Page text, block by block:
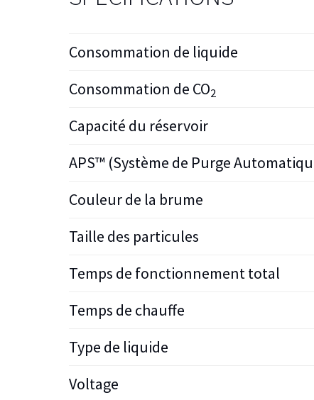
Consommation de liquide
Consommation de CO2
Capacité du réservoir
APS™ (Système de Purge
Couleur de la brume
Taille des particules
Temps de fonctionnement total
Temps de chauffe
Type de liquide
Voltage